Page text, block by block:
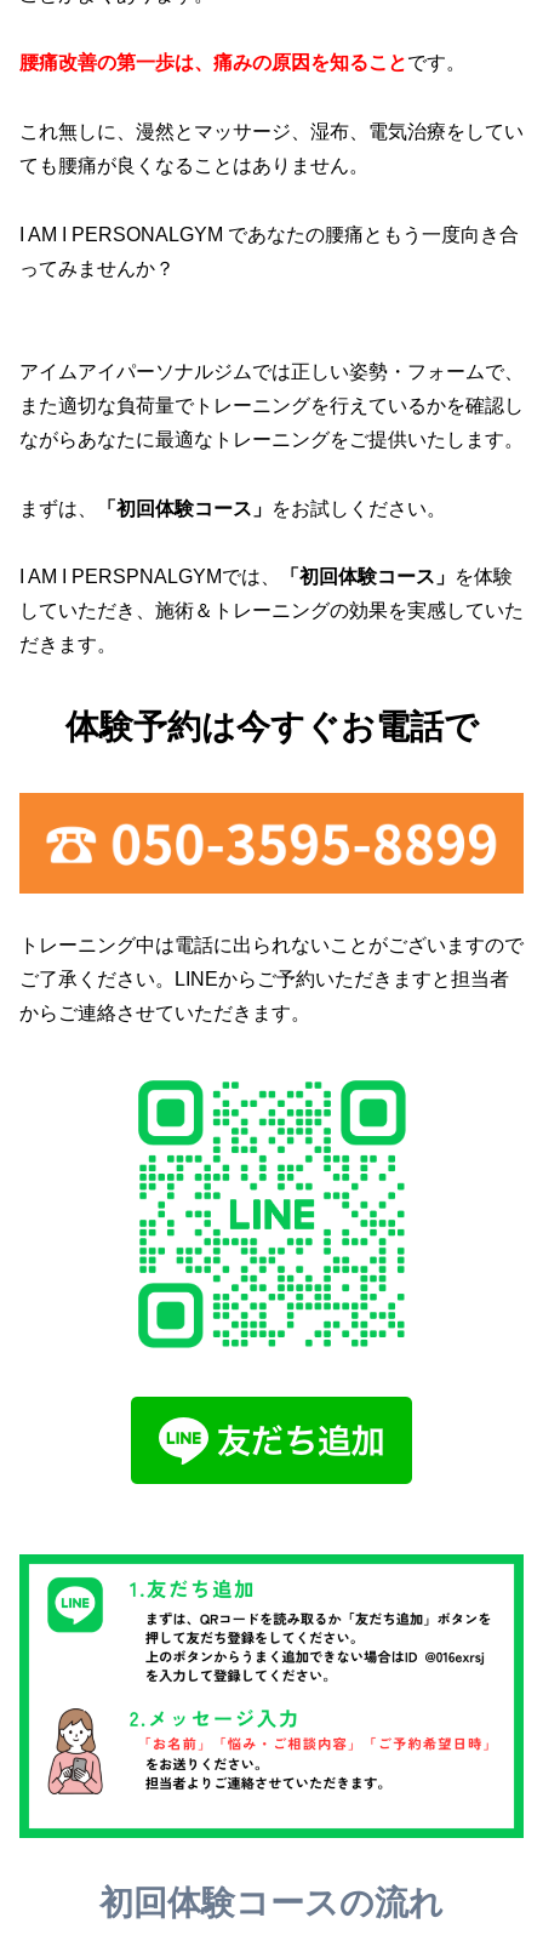
腰痛改善の第一歩は、痛みの原因を知ることです。
これ無しに、漫然とマッサージ、湿布、電気治療をしてい
ても腰痛が良くなることはありません。
I AM I PERSONALGYM であなたの腰痛ともう一度向き合
ってみませんか？
アイムアイパーソナルジムでは正しい姿勢・フォームで、
また適切な負荷量でトレーニングを行えているかを確認し
ながらあなたに最適なトレーニングをご提供いたします。
まずは、 「初回体験コース」 をお試しください。
I AM I PERSPNALGYMでは、 「初回体験コース」 を体験
していただき、施術＆トレーニングの効果を実感していた
だきます。
体験予約は今すぐお電話で
トレーニング中は電話に出られないことがございますので
ご了承ください。LINEからご予約いただきますと担当者
からご連絡させていただきます。
初回体験コースの流れ